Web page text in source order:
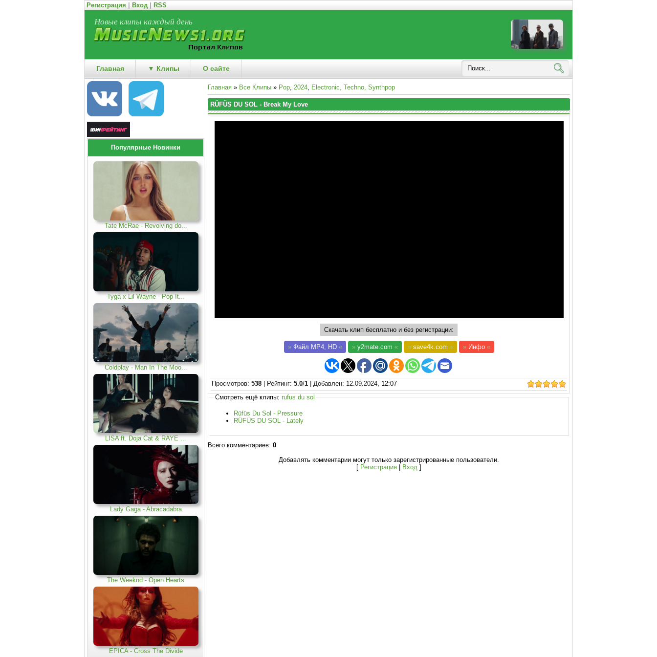
Регистрация Вход RSS
Новые клипы каждый день
Главная ▼ Клипы О сайте
Популярные Новинки
Tate McRae - Revolving do...
Tyga x Lil Wayne - Pop It...
Coldplay - Man In The Moo...
LISA ft. Doja Cat & RAYE ...
Lady Gaga - Abracadabra
The Weeknd - Open Hearts
EPICA - Cross The Divide
Главная » Все Клипы » Pop, 2024, Electronic, Techno, Synthpop
RÜFÜS DU SOL - Break My Love
Скачать клип бесплатно и без регистрации:
»Файл MP4, HD « »y2mate.com « »save4k.com « »Инфо «
Просмотров: 538 Рейтинг: 5.0/1 Добавлен: 12.09.2024, 12:07
Смотреть ещё клипы: rufus du sol
Rüfüs Du Sol - Pressure
RÜFÜS DU SOL - Lately
Всего комментариев: 0
Добавлять комментарии могут только зарегистрированные пользователи.
[ Регистрация Вход ]